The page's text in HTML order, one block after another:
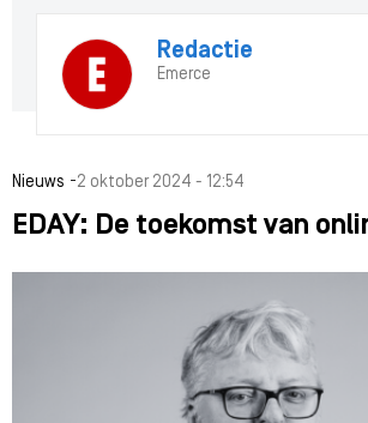
Redactie
Emerce
Nieuws -2 oktober 2024 - 12:54
EDAY: De toekomst van